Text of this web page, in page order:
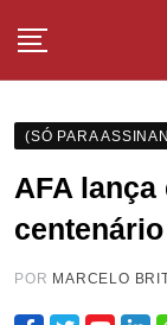
(SÓ PARA
AFA
centenário
POR MARCELO